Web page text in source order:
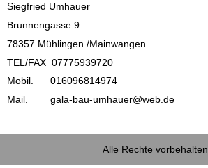
Siegfried Umhauer
Brunnengasse 9
78357 Mühlingen /Mainwangen
TEL/FAX 07775939720
Mobil. 016096814974
Mail. gala-bau-umhauer@web.de
Alle Rechte vorbehalten.